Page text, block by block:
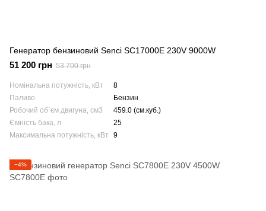
Генератор бензиновий Senci SC17000E 230V 9000W
51 200 грн 53 700 грн
Номінальна потужність, кВт
8
Паливо
Бензин
Робочий об`єм двигуна, см3
459.0 (см.куб.)
Ємність бака, л
25
Максимальна потужність, кВт
9
−4%